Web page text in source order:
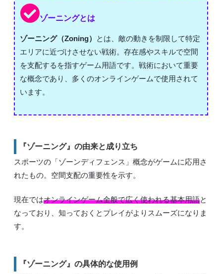
ゾーニングとは
ゾーニング（Zoning）
とは、敵の動きを制限して特定
エリアに近づけさせない戦術。存在感やスキルで空間
を支配するを指すゲーム用語です。戦術において重要
な概念であり、多くのオンラインゲームで使用されて
います。
『ゾーニング』の由来と成り立ち
スポーツの「ゾーンディフェンス」概念がゲームに応用さ
れたもの。空間支配の重要性を示す。
現在ではオンラインゲーム全般で広く使われる基本用語と
なっており、知っておくとプレイがよりスムーズになりま
す。
『ゾーニング』の具体的な使用例